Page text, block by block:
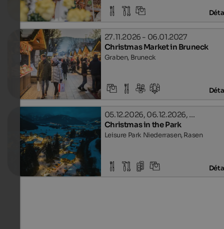
27.11.2026 - 06.01.2027
Christmas Market in Bruneck
Graben, Bruneck
05.12.2026, 06.12.2026, …
Christmas in the Park
Leisure Park Niederrasen, Rasen